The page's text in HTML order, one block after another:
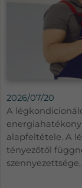
2026/07/20
A
alapfeltétele. A
tényezőtől